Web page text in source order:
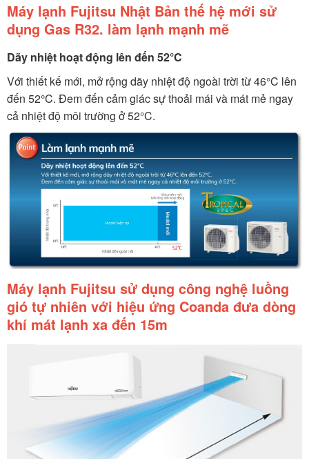
Máy lạnh Fujitsu Nhật Bản thế hệ mới sử
dụng Gas R32. làm lạnh mạnh mẽ
Dãy nhiệt hoạt động lên đến 52°C
Với thiết kế mới, mở rộng dãy nhiệt độ ngoài trời từ 46°C lên
đến 52°C. Đem đến cảm giác sự thoải mái và mát mẻ ngay
cả nhiệt độ môi trường ở 52°C.
Máy lạnh Fujitsu sử dụng công nghệ luồng
gió tự nhiên với hiệu ứng Coanda đưa dòng
khí mát lạnh xa đến 15m